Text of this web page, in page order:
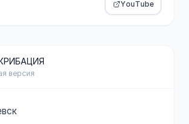
YouTube
версия